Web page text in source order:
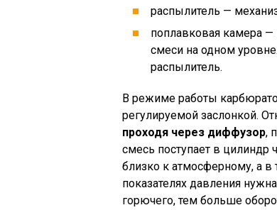
распылитель —
поплавковая камера —
смеси на одном
распылитель.
В режиме работы
регулируемой заслонкой.
проходя через диффузор,
смесь поступает в цилиндр
близко к атмосферному, а в
показателях давления
горючего, тем больше